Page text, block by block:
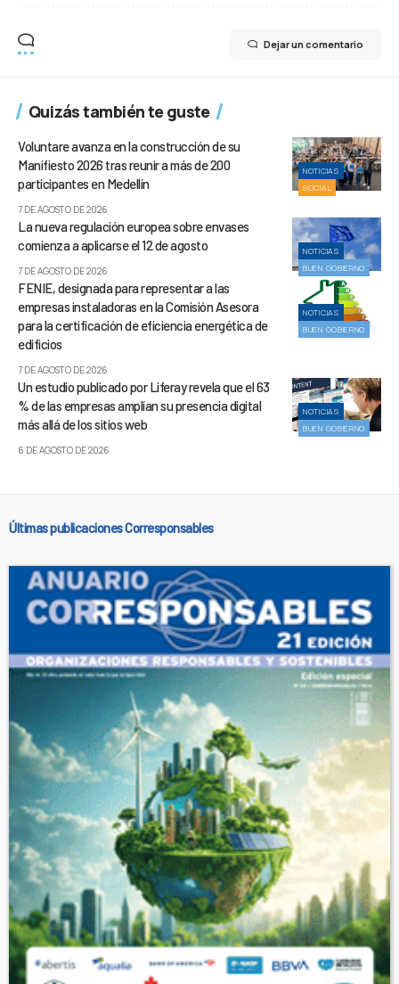
Dejar un comentario
Quizás también te guste
NOTICIAS
SOCIAL
Voluntare avanza en la construcción de su
Manifiesto 2026 tras reunir a más de 200
participantes en Medellín
7 DE AGOSTO DE 2026
NOTICIAS
BUEN GOBIERNO
La nueva regulación europea sobre envases
comienza a aplicarse el 12 de agosto
7 DE AGOSTO DE 2026
NOTICIAS
BUEN GOBIERNO
FENIE, designada para representar a las
empresas instaladoras en la Comisión Asesora
para la certificación de eficiencia energética de
edificios
7 DE AGOSTO DE 2026
NOTICIAS
BUEN GOBIERNO
Un estudio publicado por Liferay revela que el 63
% de las empresas amplían su presencia digital
más allá de los sitios web
6 DE AGOSTO DE 2026
Últimas publicaciones Corresponsables